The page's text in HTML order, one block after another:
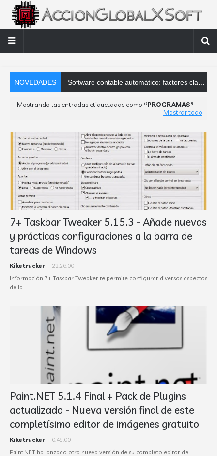
NOVEDADES Software contable automático: factores clave que debes analizar
Mostrando las entradas etiquetadas como
PROGRAMAS
Mostrar todo
7+ Taskbar Tweaker 5.15.3 - Añade nuevas
y prácticas configuraciones a la barra de
tareas de Windows
Kiketrucker - 22:26:00
Información 7+ Taskbar Tweaker te permite configurar diversos aspectos
de la…
Paint.NET 5.1.4 Final + Pack de Plugins
actualizado - Nueva versión final de este
completísimo editor de imágenes gratuito
Kiketrucker - 0:49:00
Paint.NET ha lanzado otra nueva versión de su completo editor de